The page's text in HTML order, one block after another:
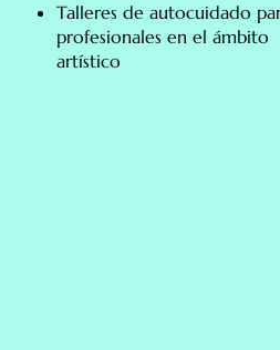
Talleres de autocuidado
profesionales en el ámbito
artístico